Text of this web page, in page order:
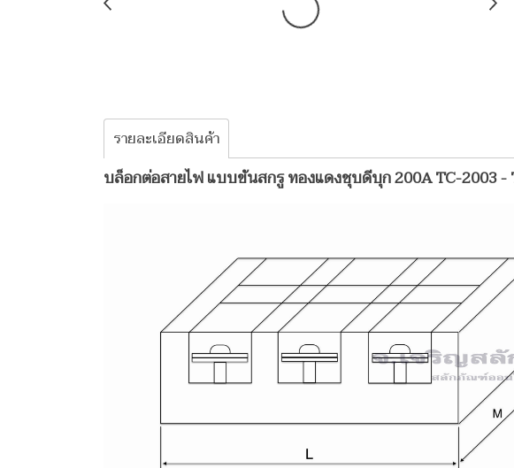
รายละเอียดสินค้า
บล็อกต่อสายไฟ แบบขันสกรู ทองแดงชุบดีบุก 200A TC-2003